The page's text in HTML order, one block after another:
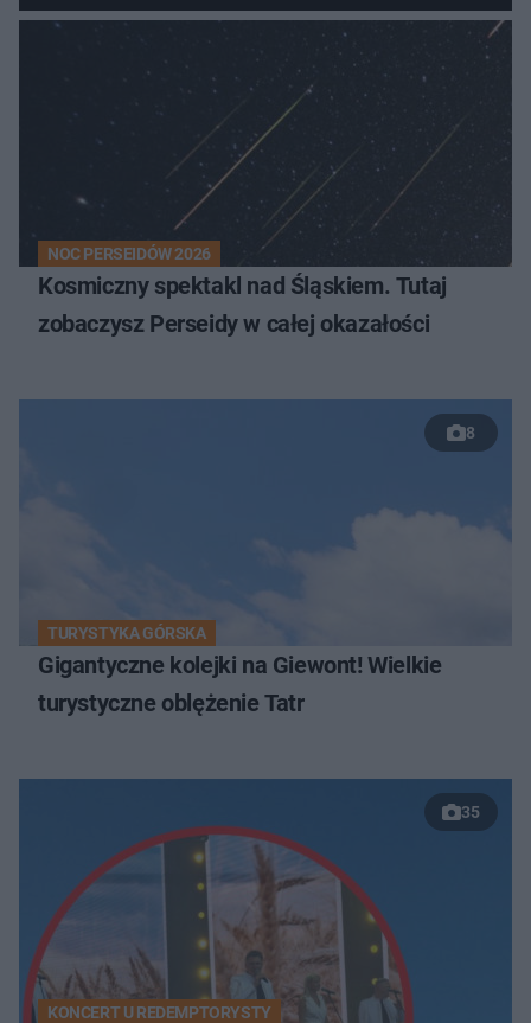
NOC PERSEIDÓW 2026
Kosmiczny spektakl nad Śląskiem. Tutaj
zobaczysz Perseidy w całej okazałości
8
TURYSTYKA GÓRSKA
Gigantyczne kolejki na Giewont! Wielkie
turystyczne oblężenie Tatr
35
KONCERT U REDEMPTORYSTY